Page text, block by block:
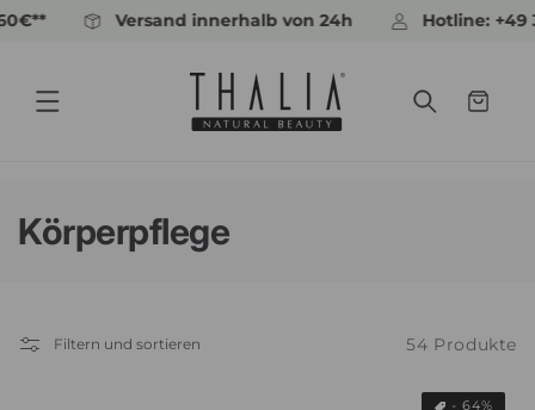
Direkt
zum
Versand innerhalb von 24h Hotline: +49 30
Warenkorb
K
e
Körperpflege
Filtern und sortieren 54 Produkte
- 64%